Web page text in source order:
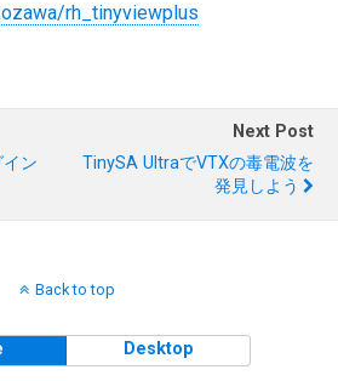
rh_tinyviewplus
ン
Next Post
TinySA UltraでVTXの毒電波を
発見しよう
Back to top
Desktop